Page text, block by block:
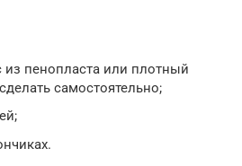
из пенопласта или плотный
самостоятельно;